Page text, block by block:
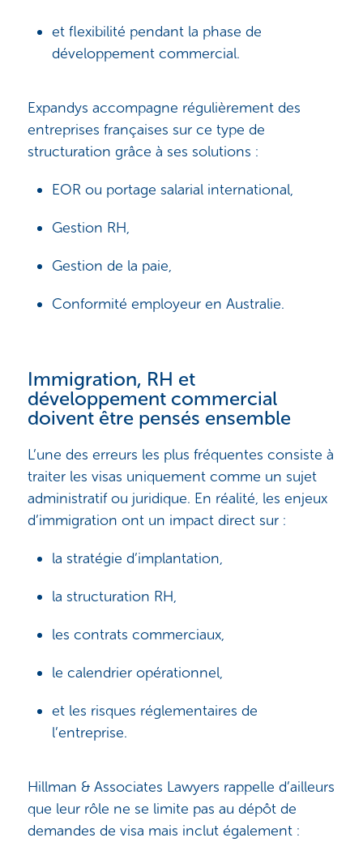
et flexibilité pendant la phase de
développement commercial.
Expandys accompagne régulièrement des
entreprises françaises sur ce type de
structuration grâce à ses solutions :
EOR ou portage salarial international,
Gestion RH,
Gestion de la paie,
Conformité employeur en Australie.
Immigration, RH et
développement commercial
doivent être pensés ensemble
L’une des erreurs les plus fréquentes consiste à
traiter les visas uniquement comme un sujet
administratif ou juridique. En réalité, les enjeux
d’immigration ont un impact direct sur :
la stratégie d’implantation,
la structuration RH,
les contrats commerciaux,
le calendrier opérationnel,
et les risques réglementaires de
l’entreprise.
Hillman & Associates Lawyers rappelle d’ailleurs
que leur rôle ne se limite pas au dépôt de
demandes de visa mais inclut également :